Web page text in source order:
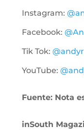
Instagram:
Facebook:
Tik Tok:
YouTube:
Fuente: Nota
inSouth